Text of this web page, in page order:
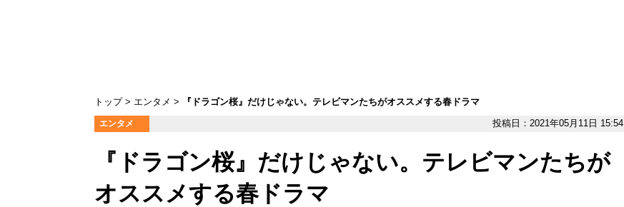
トップ エンタメ 『ドラゴン桜』だけじゃない。テレビマンたちがオススメする春ドラマ
エンタメ 投稿日：2021年05月11日 15:54
『ドラゴン桜』だけじゃない。テレビマンたちが
オススメする春ドラマ